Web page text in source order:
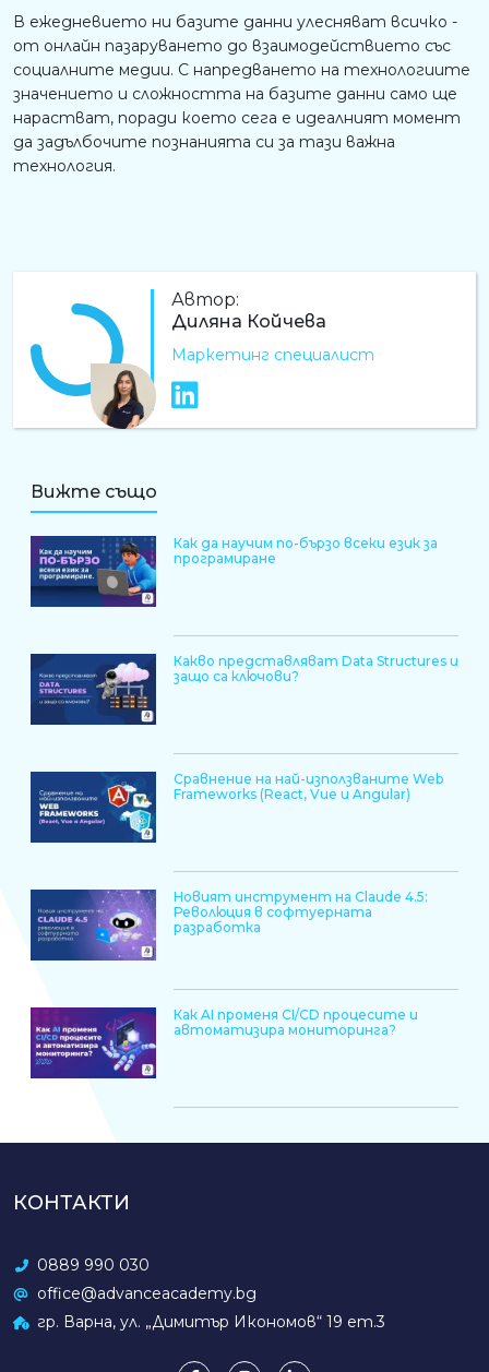
В ежедневието ни базите данни улесняват всичко -
от онлайн пазаруването до взаимодействието със
социалните медии. С напредването на технологиите
значението и сложността на базите данни само ще
нарастват, поради което сега е идеалният момент
да задълбочите познанията си за тази важна
технология.
Автор:
Диляна Койчева
Маркетинг специалист
Вижте също
Как да научим по-бързо всеки език за
програмиране
Какво представляват Data Structures и
защо са ключови?
Сравнение на най-използваните Web
Frameworks (React, Vue и Angular)
Новият инструмент на Claude 4.5:
Революция в софтуерната
разработка
Как AI променя CI/CD процесите и
автоматизира мониторинга?
КОНТАКТИ
0889 990 030
office@advanceacademy.bg
гр. Варна, ул. „Димитър Икономов“ 19 ет.3